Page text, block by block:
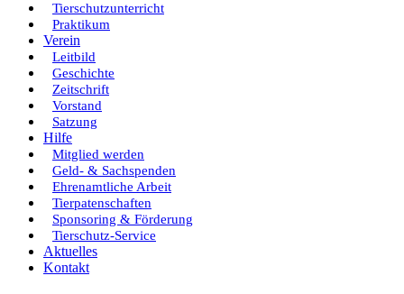
Tierschutzunterricht
Praktikum
Verein
Leitbild
Geschichte
Zeitschrift
Vorstand
Satzung
Hilfe
Mitglied werden
Geld- & Sachspenden
Ehrenamtliche Arbeit
Tierpatenschaften
Sponsoring & Förderung
Tierschutz-Service
Aktuelles
Kontakt